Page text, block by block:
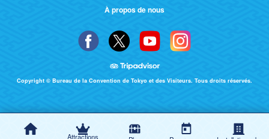
Attractions
À propos de nous
Copyright © Bureau de la Convention de Tokyo et des Visiteurs. Tous droits réservés.